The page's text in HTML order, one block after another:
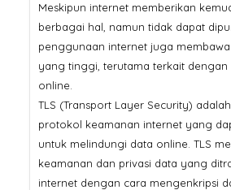
Meskipun internet memberikan
berbagai hal, namun tidak dapat
penggunaan internet juga
yang tinggi, terutama terkait dengan
online.
TLS (Transport Layer Security)
protokol keamanan internet yang
untuk melindungi data online. TLS
keamanan dan privasi data yang
internet dengan cara mengenkripsi
Berlaku Singkat:
dan Solusinya
Sertifikat SSL:
Tanpanya?
SSL Certificate:
Harganya Berbeda? Ini
Penjelasannya